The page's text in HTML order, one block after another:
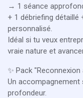
→ 1 séance
+ 1 débriefing détaillé
personnalisé.
Idéal si tu veux
vraie nature et
✨ Pack "Reconnexion
Un
profondeur.